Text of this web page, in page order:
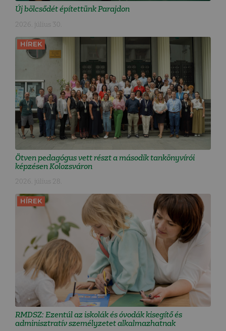
Új bölcsődét építettünk Parajdon
2026. július 30.
HÍREK
Ötven pedagógus vett részt a második tankönyvírói
képzésen Kolozsváron
2026. július 28.
HÍREK
RMDSZ: Ezentúl az iskolák és óvodák kisegítő és
adminisztratív személyzetet alkalmazhatnak